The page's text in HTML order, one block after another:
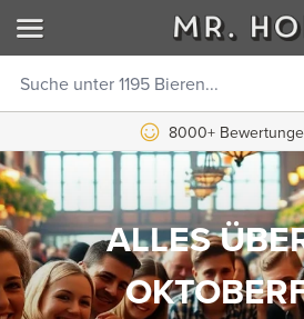
8000+
ALLES